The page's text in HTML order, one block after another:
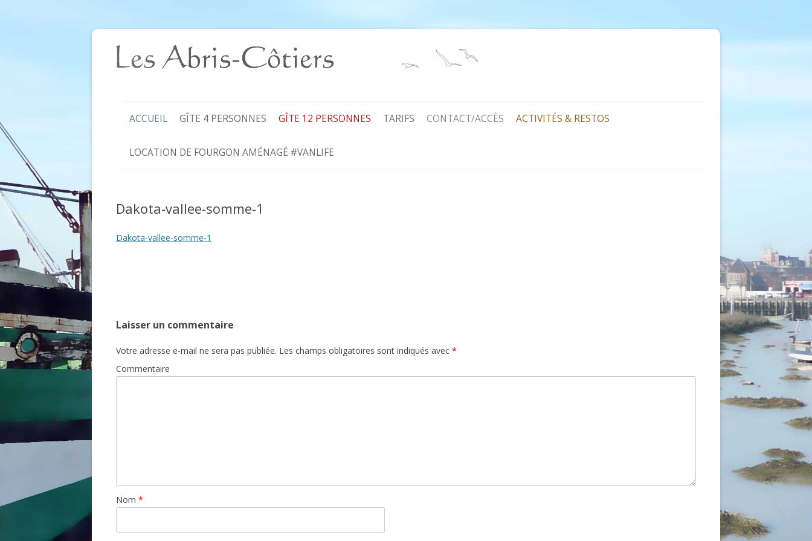
au
contenu
ACCUEIL GÎTE 4 PERSONNES GÎTE 12 PERSONNES TARIFS CONTACT/ACCÈS ACTIVITÉS & RESTOS
LOCATION DE FOURGON AMÉNAGÉ #VANLIFE
Dakota-vallee-somme-1
Dakota-vallee-somme-1
Laisser un commentaire
Votre adresse e-mail ne sera pas publiée. Les champs obligatoires sont indiqués avec *
Commentaire
Nom *